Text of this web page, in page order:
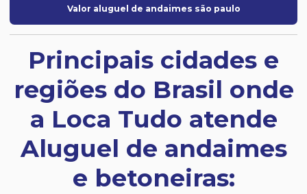
Valor aluguel de andaimes são paulo
Principais cidades e
regiões do Brasil onde
a Loca Tudo atende
Aluguel de andaimes
e betoneiras: